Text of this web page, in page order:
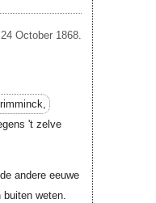
October 1868.
't zelve
andere eeuwe
weten.